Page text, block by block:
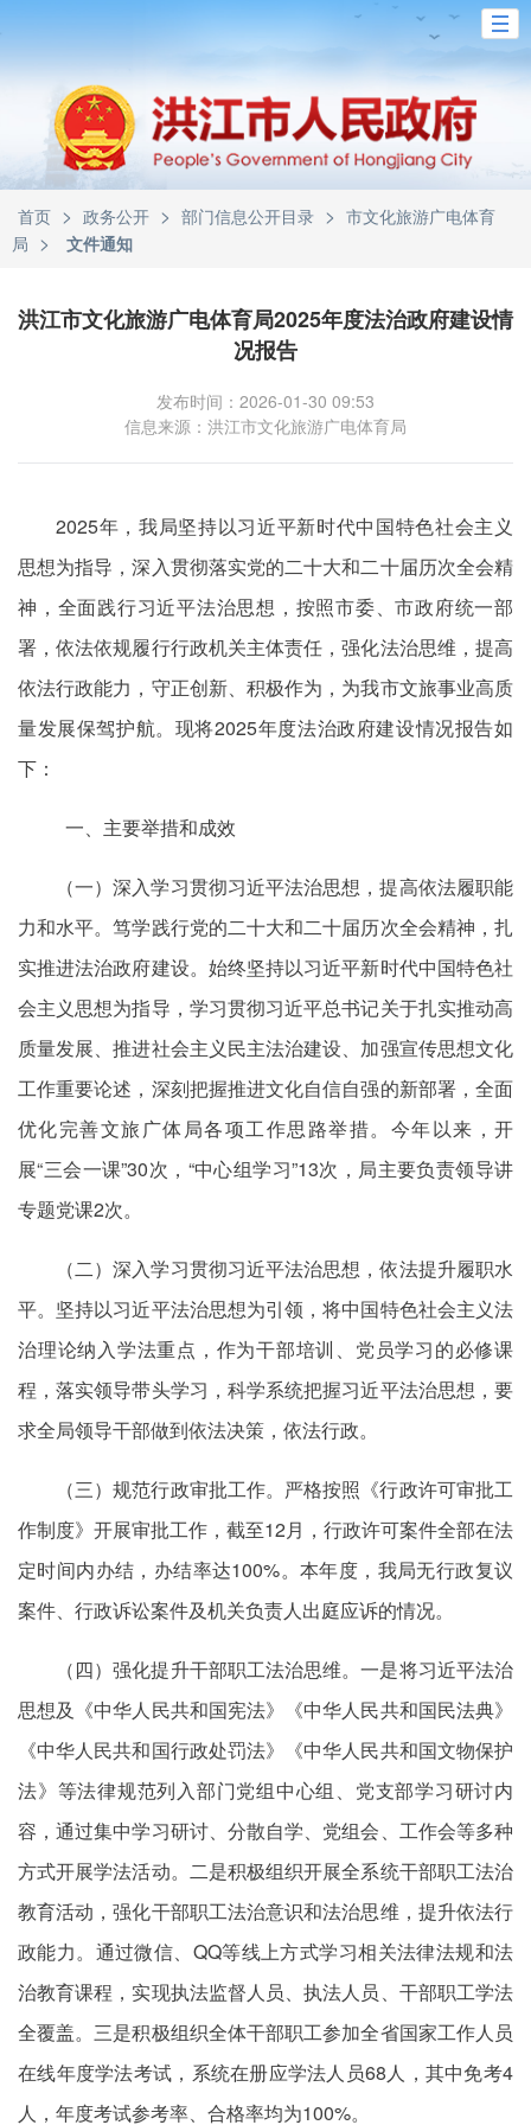
首页 > 政务公开 > 部门信息公开目录 > 市文化旅游广电体育
局 > 文件通知
洪江市文化旅游广电体育局2025年度法治政府建设情
况报告
发布时间：2026-01-30 09:53
信息来源：洪江市文化旅游广电体育局
2025年，我局坚持以习近平新时代中国特色社会主义
思想为指导，深入贯彻落实党的二十大和二十届历次全会精
神，全面践行习近平法治思想，按照市委、市政府统一部
署，依法依规履行行政机关主体责任，强化法治思维，提高
依法行政能力，守正创新、积极作为，为我市文旅事业高质
量发展保驾护航。现将2025年度法治政府建设情况报告如
下：
一、主要举措和成效
（一）深入学习贯彻习近平法治思想，提高依法履职能
力和水平。笃学践行党的二十大和二十届历次全会精神，扎
实推进法治政府建设。始终坚持以习近平新时代中国特色社
会主义思想为指导，学习贯彻习近平总书记关于扎实推动高
质量发展、推进社会主义民主法治建设、加强宣传思想文化
工作重要论述，深刻把握推进文化自信自强的新部署，全面
优化完善文旅广体局各项工作思路举措。今年以来，开
展“三会一课”30次，“中心组学习”13次，局主要负责领导讲
专题党课2次。
（二）深入学习贯彻习近平法治思想，依法提升履职水
平。坚持以习近平法治思想为引领，将中国特色社会主义法
治理论纳入学法重点，作为干部培训、党员学习的必修课
程，落实领导带头学习，科学系统把握习近平法治思想，要
求全局领导干部做到依法决策，依法行政。
（三）规范行政审批工作。严格按照《行政许可审批工
作制度》开展审批工作，截至12月，行政许可案件全部在法
定时间内办结，办结率达100%。本年度，我局无行政复议
案件、行政诉讼案件及机关负责人出庭应诉的情况。
（四）强化提升干部职工法治思维。一是将习近平法治
思想及《中华人民共和国宪法》《中华人民共和国民法典》
《中华人民共和国行政处罚法》《中华人民共和国文物保护
法》等法律规范列入部门党组中心组、党支部学习研讨内
容，通过集中学习研讨、分散自学、党组会、工作会等多种
方式开展学法活动。二是积极组织开展全系统干部职工法治
教育活动，强化干部职工法治意识和法治思维，提升依法行
政能力。通过微信、QQ等线上方式学习相关法律法规和法
治教育课程，实现执法监督人员、执法人员、干部职工学法
全覆盖。三是积极组织全体干部职工参加全省国家工作人员
在线年度学法考试，系统在册应学法人员68人，其中免考4
人，年度考试参考率、合格率均为100%。